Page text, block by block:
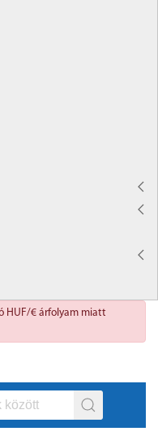
HUF/€ árfolyam miatt